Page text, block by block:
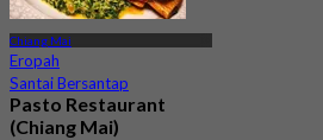
Chiang Mai
Eropah
Santai Bersantap
Pasto Restaurant
(Chiang Mai)